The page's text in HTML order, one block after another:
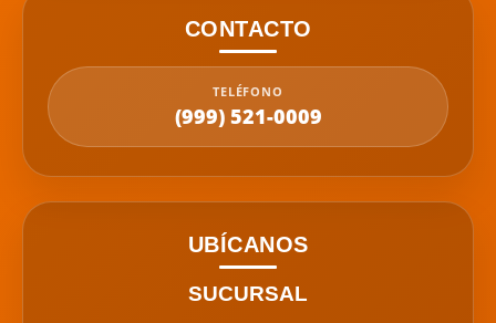
CONTACTO
TELÉFONO
(999) 521-0009
UBÍCANOS
SUCURSAL